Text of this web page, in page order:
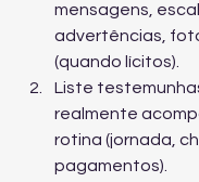
mensagens,
advertências,
(quando lícitos).
Liste
realmente
rotina (jornada,
pagamentos).